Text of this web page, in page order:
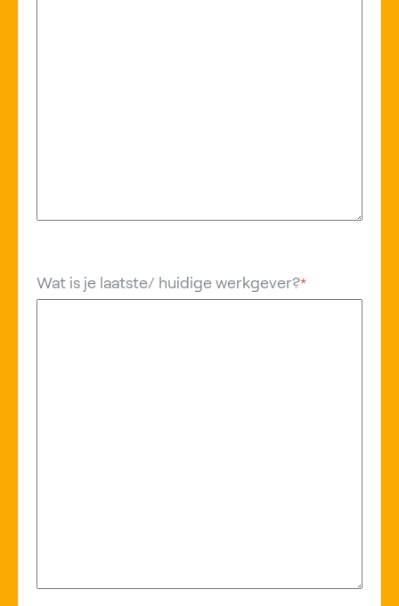
Wat is je laatste/ huidige werkgever?*